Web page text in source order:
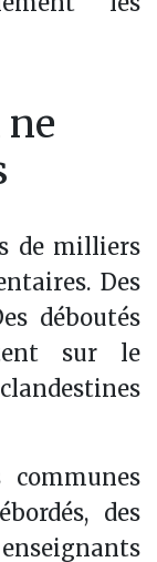
ne
de milliers
Des
déboutés
sur le
des